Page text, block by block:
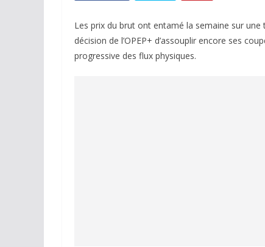
Les prix du brut ont entamé la semaine sur
décision de l’OPEP+ d’assouplir encore ses
progressive des flux physiques.